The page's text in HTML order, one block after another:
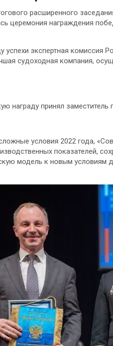
расширенного
церемония награждения
успехи экспертная
судоходная компания,
награду принял
условия 2022 года,
показателей,
модель к новым условиям